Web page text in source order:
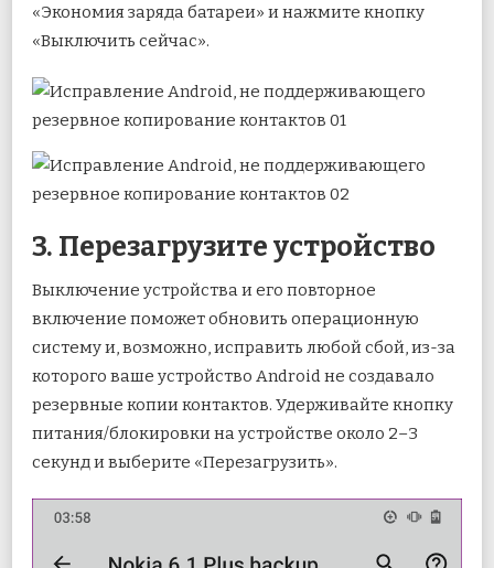
«Экономия заряда батареи» и нажмите кнопку
«Выключить сейчас».
3. Перезагрузите устройство
Выключение устройства и его повторное
включение поможет обновить операционную
систему и, возможно, исправить любой сбой, из-за
которого ваше устройство Android не создавало
резервные копии контактов. Удерживайте кнопку
питания/блокировки на устройстве около 2–3
секунд и выберите «Перезагрузить».